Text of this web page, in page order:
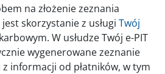
na złożenie zeznania
skorzystanie z usługi Twój
W usłudze Twój e-PIT
wygenerowane zeznanie
informacji od płatników, w tym